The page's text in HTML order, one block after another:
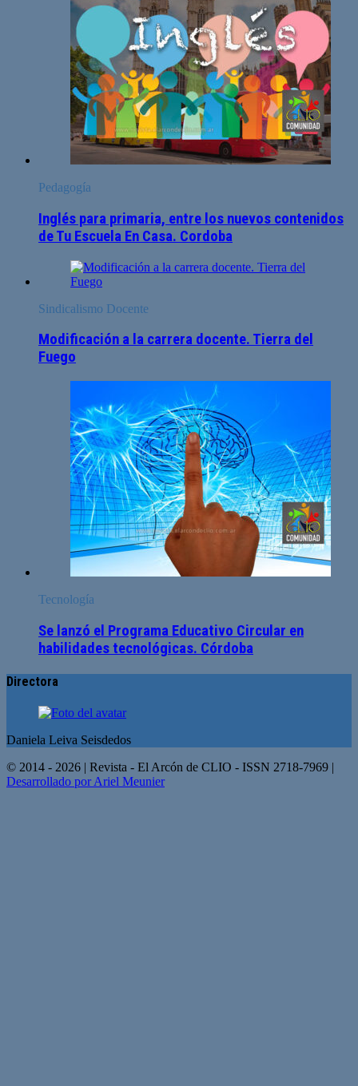
Pedagogía
Inglés para primaria, entre los nuevos contenidos
de Tu Escuela En Casa. Cordoba
Sindicalismo Docente
Modificación a la carrera docente. Tierra del
Fuego
Tecnología
Se lanzó el Programa Educativo Circular en
habilidades tecnológicas. Córdoba
Directora
Daniela Leiva Seisdedos
© 2014 - 2026 | Revista - El Arcón de CLIO - ISSN 2718-7969 |
Desarrollado por Ariel Meunier